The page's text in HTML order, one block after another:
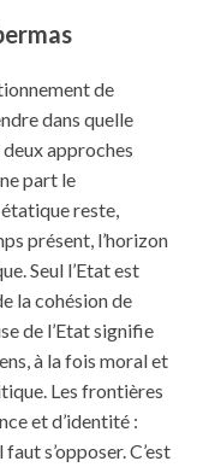
de
dans quelle
approches
part le
reste,
présent, l’horizon
Seul l’Etat est
la cohésion de
de l’Etat signifie
à la fois moral et
Les frontières
et d’identité :
s’opposer. C’est